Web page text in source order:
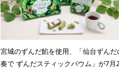
宮城のずんだ餡を使用、「仙台ずんだ
奏で ずんだスティックバウム」が7月